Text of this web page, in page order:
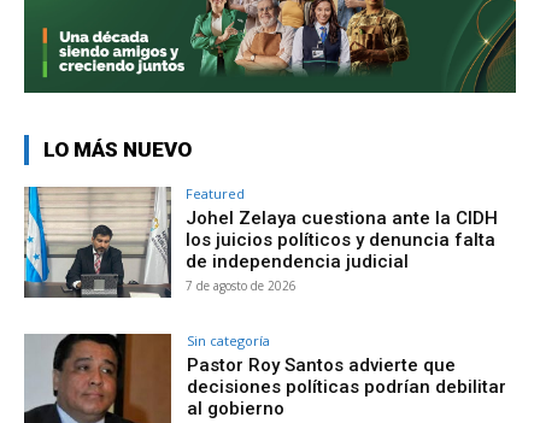
LO MÁS NUEVO
Featured
Johel Zelaya cuestiona ante la CIDH
los juicios políticos y denuncia falta
de independencia judicial
7 de agosto de 2026
Sin categoría
Pastor Roy Santos advierte que
decisiones políticas podrían debilitar
al gobierno